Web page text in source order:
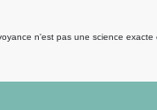
n'est pas une science